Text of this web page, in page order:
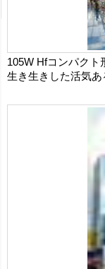
105W Hfコンパクト
生き生きした活気